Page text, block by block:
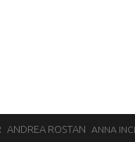
ANDREA ROSTAN ANNA